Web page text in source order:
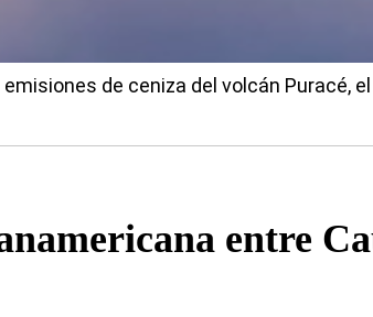
de ceniza del volcán Puracé,
entre